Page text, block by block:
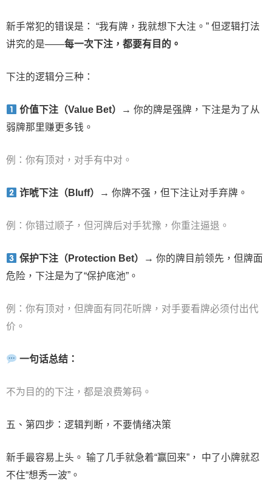
新手常犯的错误是： “我有牌，我就想下大注。” 但逻辑打法
讲究的是——每一次下注，都要有目的。
下注的逻辑分三种：
价值下注（Value Bet）
→ 你的牌是强牌，下注是为了从
弱牌那里赚更多钱。
例：你有顶对，对手有中对。
诈唬下注（Bluff） → 你牌不强，但下注让对手弃牌。
例：你错过顺子，但河牌后对手犹豫，你重注逼退。
保护下注（Protection Bet）
→ 你的牌目前领先，但牌面
危险，下注是为了“保护底池”。
例：你有顶对，但牌面有同花听牌，对手要看牌必须付出代
价。
一句话总结：
不为目的的下注，都是浪费筹码。
五、第四步：逻辑判断，不要情绪决策
新手最容易上头。 输了几手就急着“赢回来”， 中了小牌就忍
不住“想秀一波”。